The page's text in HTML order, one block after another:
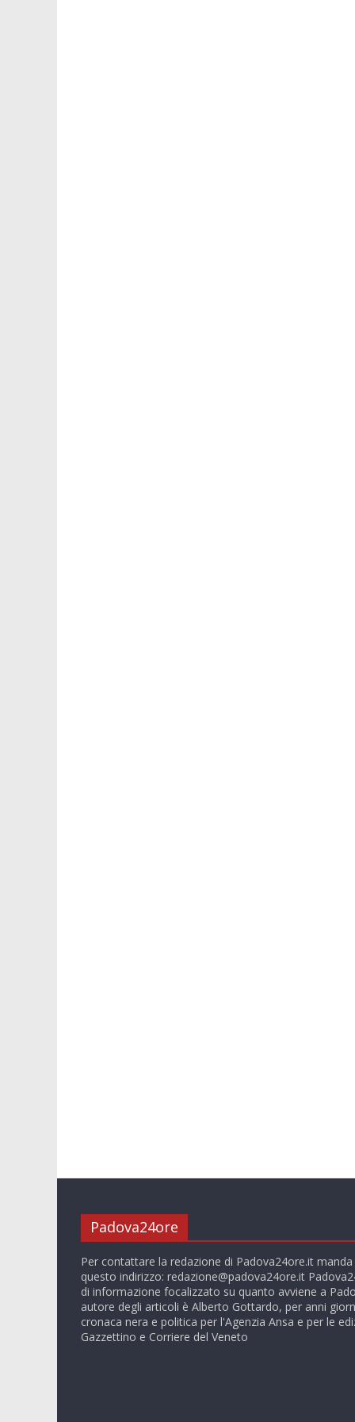
Padova24ore
Per contattare la redazione di Padova24ore.it
questo indirizzo: redazione@padova24ore.it
di informazione focalizzato su quanto avviene a
autore degli articoli è Alberto Gottardo, per anni
cronaca nera e politica per l'Agenzia Ansa e per le
Gazzettino e Corriere del Veneto